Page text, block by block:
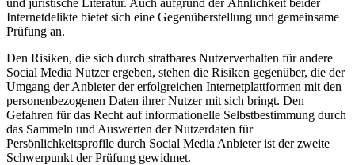
und juristische Literatur. Auch aufgrund der Ähnlichkeit beider
Internetdelikte bietet sich eine Gegenüberstellung und gemeinsame
Prüfung an.
Den Risiken, die sich durch strafbares Nutzerverhalten für andere
Social Media Nutzer ergeben, stehen die Risiken gegenüber, die der
Umgang der Anbieter der erfolgreichen Internetplattformen mit den
personenbezogenen Daten ihrer Nutzer mit sich bringt. Den
Gefahren für das Recht auf informationelle Selbstbestimmung durch
das Sammeln und Auswerten der Nutzerdaten für
Persönlichkeitsprofile durch Social Media Anbieter ist der zweite
Schwerpunkt der Prüfung gewidmet.